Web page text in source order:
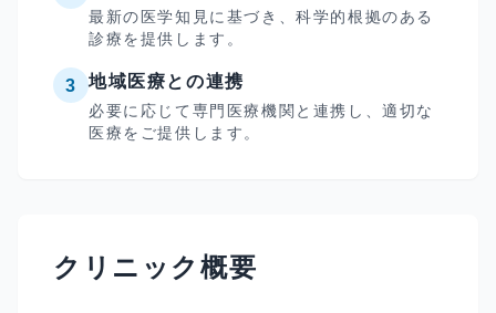
最新の医学知見に基づき、科学的根拠のある
診療を提供します。
3 地域医療との連携
必要に応じて専門医療機関と連携し、適切な
医療をご提供します。
クリニック概要